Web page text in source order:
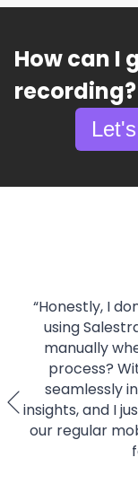
How can I
recording?
“Honestly, I
using
manually
process?
seamlessly
insights, and I
our regular